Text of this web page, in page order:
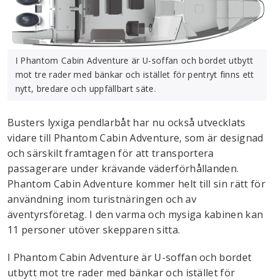
I Phantom Cabin Adventure är U-soffan och bordet utbytt
mot tre rader med bänkar och istället för pentryt finns ett
nytt, bredare och uppfällbart säte.
Busters lyxiga pendlarbåt har nu också utvecklats
vidare till Phantom Cabin Adventure, som är designad
och särskilt framtagen för att transportera
passagerare under krävande väderförhållanden.
Phantom Cabin Adventure kommer helt till sin rätt för
användning inom turistnäringen och av
äventyrsföretag. I den varma och mysiga kabinen kan
11 personer utöver skepparen sitta.
I Phantom Cabin Adventure är U-soffan och bordet
utbytt mot tre rader med bänkar och istället för